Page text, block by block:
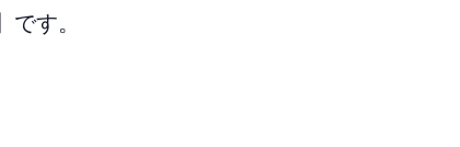
す。